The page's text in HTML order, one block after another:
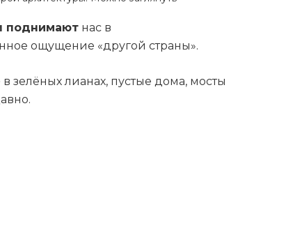
поднимают нас в
ощущение «другой страны».
зелёных лианах, пустые дома, мосты